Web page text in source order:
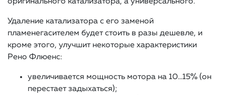
Удаление катализатора с его заменой
пламенегасителем будет стоить в разы дешевле, и
кроме этого, улучшит некоторые характеристики
Рено Флюенс:
увеличивается мощность мотора на 10…15% (он
перестает задыхаться);